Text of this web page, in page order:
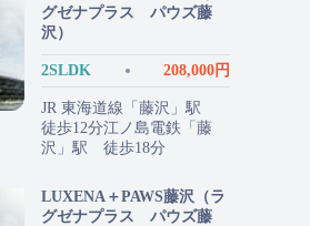
グゼナプラス パウズ藤
沢）
2SLDK 208,000円
JR 東海道線「藤沢」駅
徒歩12分江ノ島電鉄「藤
沢」駅 徒歩18分
LUXENA＋PAWS藤沢（ラ
グゼナプラス パウズ藤